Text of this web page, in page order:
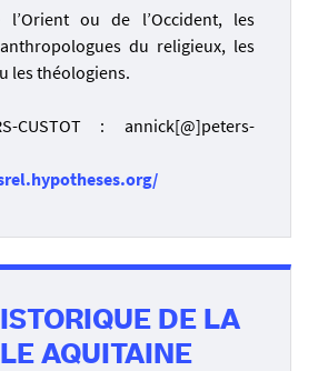
l’Orient ou de l’Occident, les
du religieux, les
les théologiens.
CUSTOT : annick[@]peters-
DE LA
AQUITAINE